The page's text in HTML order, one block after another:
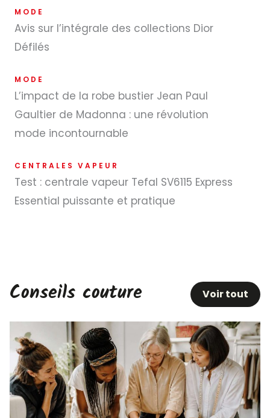
MODE
Avis sur l’intégrale des collections Dior
Défilés
MODE
L’impact de la robe bustier Jean Paul
Gaultier de Madonna : une révolution
mode incontournable
CENTRALES VAPEUR
Test : centrale vapeur Tefal SV6115 Express
Essential puissante et pratique
Conseils couture Voir tout